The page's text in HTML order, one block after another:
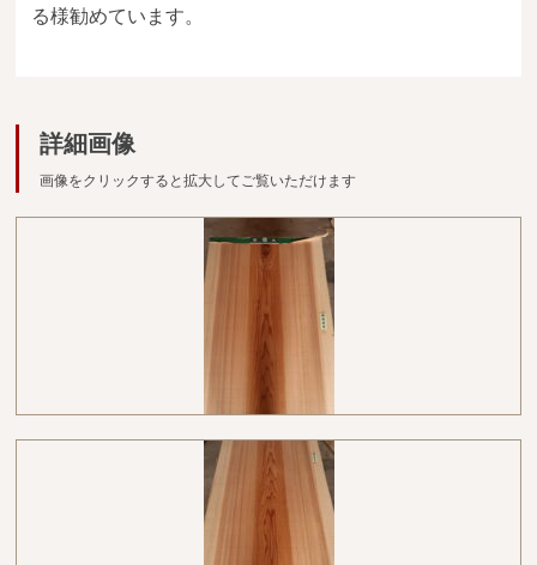
銘木製品
る様勧めています。
詳細画像
画像をクリックすると拡大してご覧いただけます